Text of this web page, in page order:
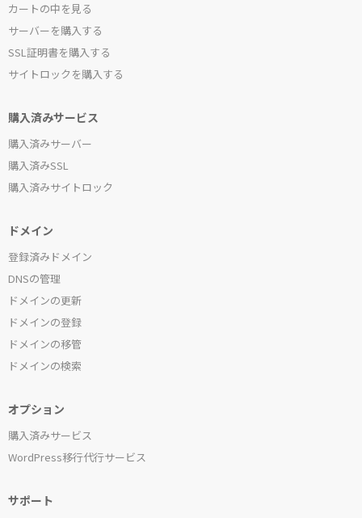
カートの中を見る
サーバーを購入する
SSL証明書を購入する
サイトロックを購入する
購入済みサービス
購入済みサーバー
購入済みSSL
購入済みサイトロック
ドメイン
登録済みドメイン
DNSの管理
ドメインの更新
ドメインの登録
ドメインの移管
ドメインの検索
オプション
購入済みサービス
WordPress移行代行サービス
サポート